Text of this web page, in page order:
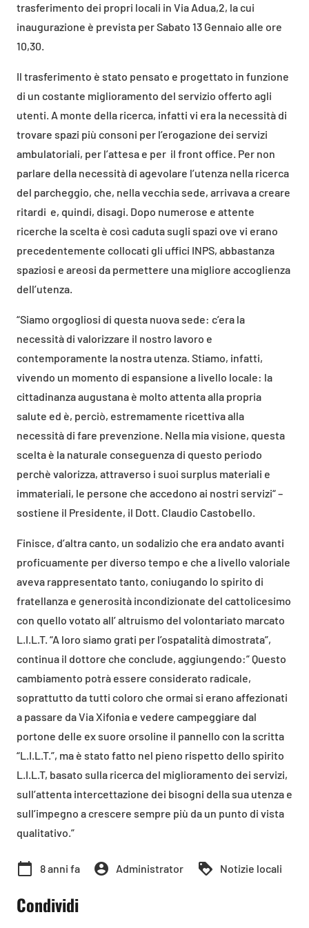
trasferimento dei propri locali in Via Adua,2, la cui
inaugurazione è prevista per Sabato 13 Gennaio alle ore
10,30.
Il trasferimento è stato pensato e progettato in funzione
di un costante miglioramento del servizio offerto agli
utenti. A monte della ricerca, infatti vi era la necessità di
trovare spazi più consoni per l’erogazione dei servizi
ambulatoriali, per l’attesa e per il front office. Per non
parlare della necessità di agevolare l’utenza nella ricerca
del parcheggio, che, nella vecchia sede, arrivava a creare
ritardi e, quindi, disagi. Dopo numerose e attente
ricerche la scelta è così caduta sugli spazi ove vi erano
precedentemente collocati gli uffici INPS, abbastanza
spaziosi e areosi da permettere una migliore accoglienza
dell’utenza.
“Siamo orgogliosi di questa nuova sede: c’era la
necessità di valorizzare il nostro lavoro e
contemporamente la nostra utenza. Stiamo, infatti,
vivendo un momento di espansione a livello locale: la
cittadinanza augustana è molto attenta alla propria
salute ed è, perciò, estremamente ricettiva alla
necessità di fare prevenzione. Nella mia visione, questa
scelta è la naturale conseguenza di questo periodo
perchè valorizza, attraverso i suoi surplus materiali e
immateriali, le persone che accedono ai nostri servizi“ –
sostiene il Presidente, il Dott. Claudio Castobello.
Finisce, d’altra canto, un sodalizio che era andato avanti
proficuamente per diverso tempo e che a livello valoriale
aveva rappresentato tanto, coniugando lo spirito di
fratellanza e generosità incondizionate del cattolicesimo
con quello votato all’ altruismo del volontariato marcato
L.I.L.T. “A loro siamo grati per l’ospatalità dimostrata”,
continua il dottore che conclude, aggiungendo:” Questo
cambiamento potrà essere considerato radicale,
soprattutto da tutti coloro che ormai si erano affezionati
a passare da Via Xifonia e vedere campeggiare dal
portone delle ex suore orsoline il pannello con la scritta
“L.I.L.T.”, ma è stato fatto nel pieno rispetto dello spirito
L.I.L.T, basato sulla ricerca del miglioramento dei servizi,
sull’attenta intercettazione dei bisogni della sua utenza e
sull’impegno a crescere sempre più da un punto di vista
qualitativo.”
calendar_today 8 anni fa account_circle Administrator loyalty Notizie locali
Condividi